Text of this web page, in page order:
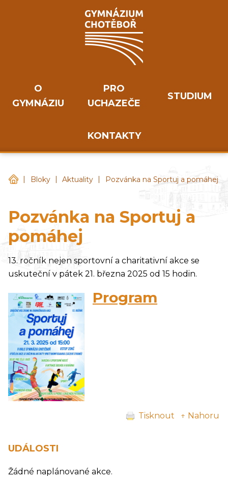
O
GYMNÁZIU
PRO
UCHAZEČE
STUDIUM
KONTAKTY
Gymnázium Chotěboř
| Bloky | Aktuality | Pozvánka na Sportuj a pomáhej
Pozvánka na Sportuj a
pomáhej
13. ročník nejen sportovní a charitativní akce se
uskuteční v pátek 21. března 2025 od 15 hodin.
Program
Tisknout ↑ Nahoru
UDÁLOSTI
Žádné naplánované akce.